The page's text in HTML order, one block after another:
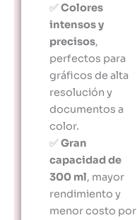
✅ Colores
intensos y
precisos,
perfectos para
gráficos de alta
resolución y
documentos a
color.
✅ Gran
capacidad de
300 ml, mayor
rendimiento y
menor costo por